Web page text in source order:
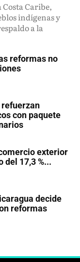
Caribe,
indígenas y
a la
reformas no
refuerzan
con paquete
exterior
del 17,3 %...
decide
reformas